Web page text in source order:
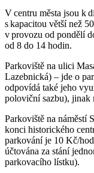
V centru města jsou k
s kapacitou větší než
v provozu od pondělí
od 8 do 14 hodin.
Parkoviště na ulici
Lazebnická) – jde o
odpovídá také jeho
poloviční sazbu), jinak
Parkoviště na náměstí
konci historického
parkování je 10 Kč/
účtována za stání
parkovacího lístku).